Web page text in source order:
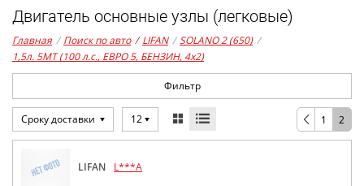
Двигатель основные узлы (легковые)
Главная / Поиск по авто / LIFAN / SOLANO 2 (650) /
1,5л. 5MT (100 л.с., ЕВРО 5, БЕНЗИН, 4x2)
Фильтр
Сроку доставки 12 1 2
LIFAN
L***A